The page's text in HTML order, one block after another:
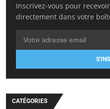
Inscrivez-vous pour
directement dans votre
CATÉGORIES